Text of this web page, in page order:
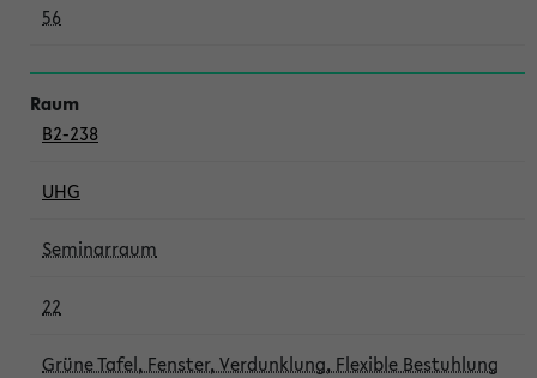
56
B2-238
UHG
Seminarraum
22
Grüne Tafel, Fenster, Verdunklung, Flexible Bestuhlung